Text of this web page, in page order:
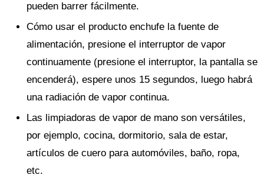
pueden barrer fácilmente.
Cómo usar el producto enchufe la fuente de
alimentación, presione el interruptor de vapor
continuamente (presione el interruptor, la pantalla se
encenderá), espere unos 15 segundos, luego habrá
una radiación de vapor continua.
Las limpiadoras de vapor de mano son versátiles,
por ejemplo, cocina, dormitorio, sala de estar,
artículos de cuero para automóviles, baño, ropa,
etc.